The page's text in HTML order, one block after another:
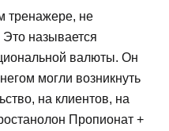
тренажере, не
называется
валюты. Он
могли возникнуть
на клиентов, на
Пропионат +